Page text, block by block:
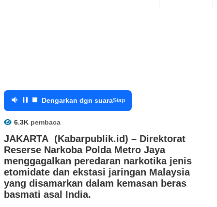
Dengarkan dgn suaraSiap
6.3K pembaca
JAKARTA (Kabarpublik.id) – ​Direktorat
Reserse Narkoba Polda Metro Jaya
menggagalkan peredaran narkotika jenis
etomidate dan ekstasi jaringan Malaysia
yang disamarkan dalam kemasan beras
basmati asal India.